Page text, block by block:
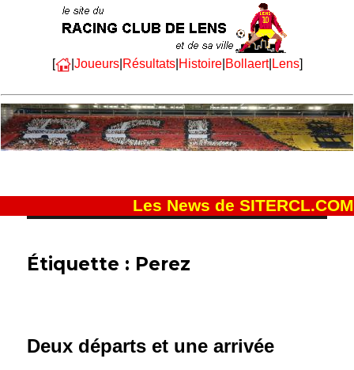
[ | Joueurs| Résultats| Histoire| Bollaert| Lens]
Les News de SITERCL.COM
Étiquette : Perez
Deux départs et une arrivée